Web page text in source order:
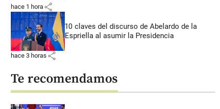
hace 1 hora share
10 claves del discurso de Abelardo de la
Espriella al asumir la Presidencia
hace 3 horas share
Te recomendamos